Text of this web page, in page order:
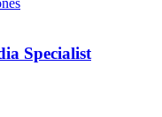
Specialist